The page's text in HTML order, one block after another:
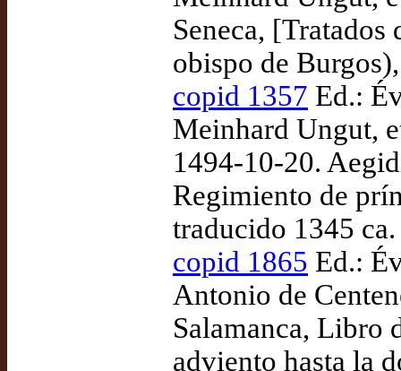
Seneca, [Tratados
obispo de
copid 1357 Ed.:
Meinhard Ungut,
1494-10-20.
Regimiento de
traducido 1345 ca.
copid 1865 Ed.:
Antonio de
Salamanca, Libro
adviento hasta la